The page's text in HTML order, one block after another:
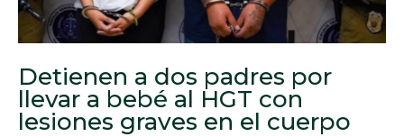
Detienen a dos padres por
llevar a bebé al HGT con
lesiones graves en el cuerpo